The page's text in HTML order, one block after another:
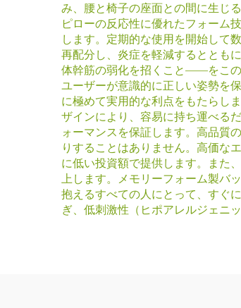
み、腰と椅子の座面との間に生じ
ピローの反応性に優れたフォーム
します。定期的な使用を開始して
再配分し、炎症を軽減するととも
体幹筋の弱化を招くこと——をこの
ユーザーが意識的に正しい姿勢を
に極めて実用的な利点をもたらし
ザインにより、容易に持ち運べる
ォーマンスを保証します。高品質
りすることはありません。高価な
に低い投資額で提供します。また
上します。メモリーフォーム製バ
抱えるすべての人にとって、すぐ
ぎ、低刺激性（ヒポアレルジェニ